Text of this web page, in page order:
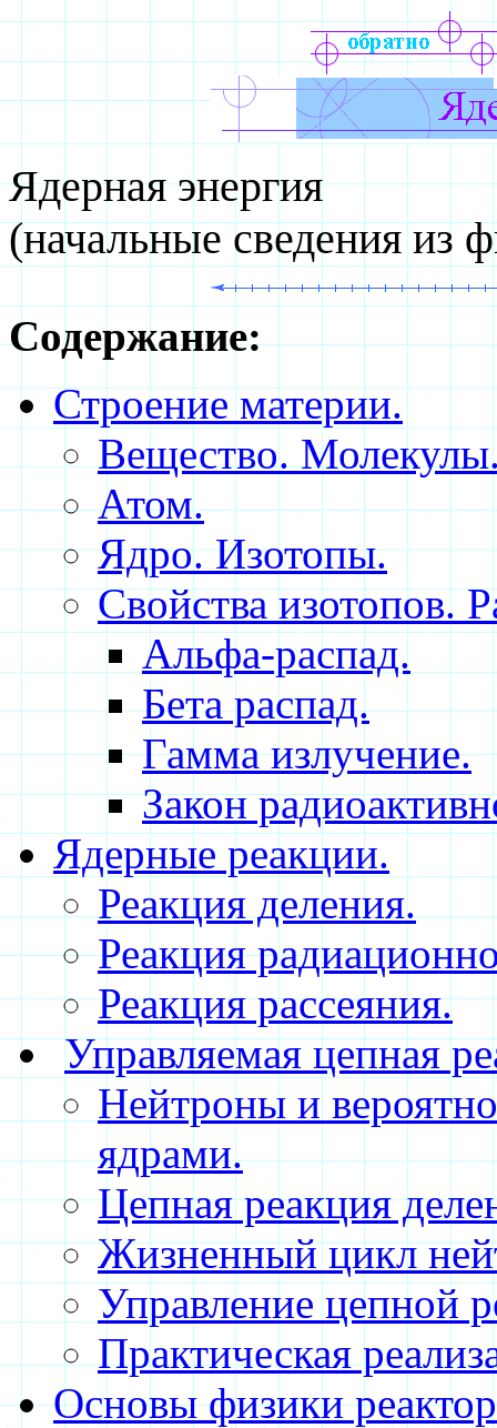
Ядерная энергия
(начальные сведения из
Содержание:
Строение материи.
Вещество.
Атом.
Ядро. Изотопы.
Свойства изотопов.
Альфа-распад.
Бета распад.
Гамма излучение.
Закон
Ядерные реакции.
Реакция деления.
Реакция
Реакция рассеяния.
Управляемая цепная
Нейтроны и
ядрами.
Цепная реакция
Жизненный цикл
Управление цепной
Практическая
Основы физики